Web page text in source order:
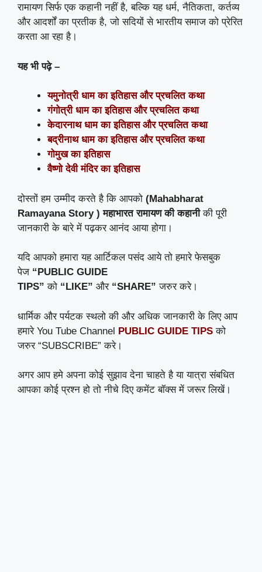
रामायण सिर्फ एक कहानी नहीं है, बल्कि यह धर्म, नैतिकता, कर्तव्य
और आदर्शों का प्रतीक है, जो सदियों से भारतीय समाज को प्रेरित
करता आ रहा है।
यह भी पढ़े –
यमुनोत्री धाम का इतिहास और प्रचलित कथा
गंगोत्री धाम का इतिहास और प्रचलित कथा
केदारनाथ धाम का इतिहास और प्रचलित कथा
बद्रीनाथ धाम का इतिहास और प्रचलित कथा
गोमुख का इतिहास
वैष्णो देवी मंदिर का इतिहास
दोस्तों हम उम्मीद करते है कि आपको (Mahabharat
Ramayana Story ) महाभारत रामायण की कहानीकी पूरी
जानकारी के बारे में पढ़कर आनंद आया होगा।
यदि आपको हमारा यह आर्टिकल पसंद आये तो हमारे फेसबुक
पेज “PUBLIC GUIDE
TIPS” को “LIKE” और “SHARE”जरुर करे।
धार्मिक और पर्यटक स्थलो की और अधिक जानकारी के लिए आप
हमारे You Tube Channel PUBLIC GUIDE TIPS को
जरुर “SUBSCRIBE” करे।
अगर आप हमे अपना कोई सुझाव देना चाहते है या यात्रा संबधित
आपका कोई प्रश्न हो तो नीचे दिए कमेंट बॉक्स में जरूर लिखें।